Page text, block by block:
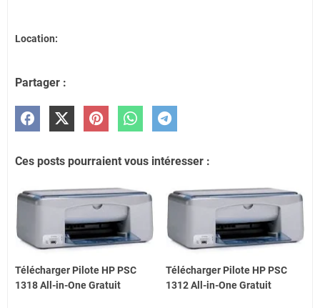
Location:
Partager :
Ces posts pourraient vous intéresser :
Télécharger Pilote HP PSC
1318 All-in-One Gratuit
Télécharger Pilote HP PSC
1312 All-in-One Gratuit